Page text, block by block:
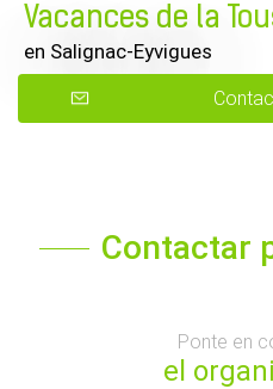
Vacances de la
en Salignac-Eyvigues
Contactar
Ponte en
el